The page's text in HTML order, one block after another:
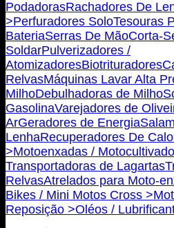
PodadorasRachadores De
>Perfuradores SoloTesouras
BateriaSerras De MãoCorta-
SoldarPulverizadores /
AtomizadoresBiotrituradores
RelvasMáquinas Lavar Alta
MilhoDebulhadoras de Milho
GasolinaVarejadores de
ArGeradores de Energia
LenhaRecuperadores De
>Motoenxadas /
Transportadoras de Lagartas
RelvasAtrelados para Moto-
Bikes / Mini Motos Cross >
Reposição >Oléos /